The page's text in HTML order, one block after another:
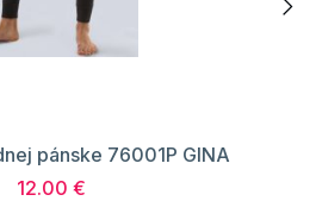
pánske 76001P GINA
12.00 €